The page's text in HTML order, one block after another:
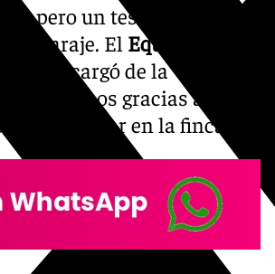
pero un testigo alertó a
al paraje. El Equipo Roca
se encargó de la
los hechos gracias a los
ocular en la finca.